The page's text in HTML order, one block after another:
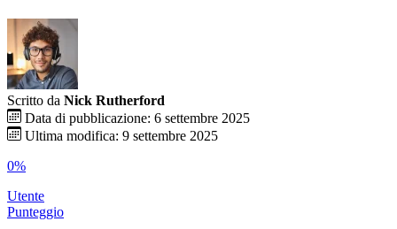
Scritto da Nick Rutherford
Data di pubblicazione: 6 settembre 2025
Ultima modifica: 9 settembre 2025
0%
Utente
Punteggio